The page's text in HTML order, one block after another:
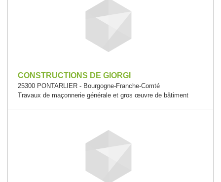
CONSTRUCTIONS DE GIORGI
25300 PONTARLIER - Bourgogne-Franche-Comté
Travaux de maçonnerie générale et gros œuvre de bâtiment